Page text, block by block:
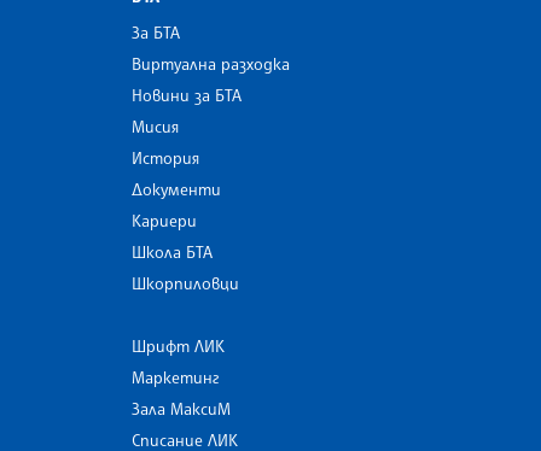
За БТА
Виртуална разходка
Новини за БТА
Мисия
История
Документи
Кариери
Школа БТА
Шкорпиловци
Шрифт ЛИК
Маркетинг
Зала МаксиМ
Списание ЛИК